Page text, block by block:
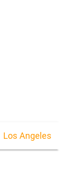
Los Angeles